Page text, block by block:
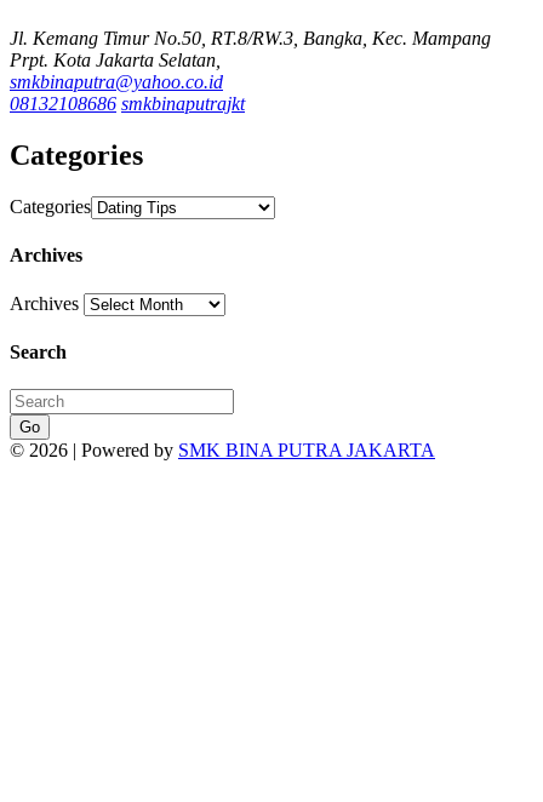
Jl. Kemang Timur No.50, RT.8/RW.3, Bangka, Kec. Mampang
Prpt. Kota Jakarta Selatan,
smkbinaputra@yahoo.co.id
08132108686 smkbinaputrajkt
Categories
Categories
Archives
Archives
Search
Go
© 2026 | Powered by SMK BINA PUTRA JAKARTA